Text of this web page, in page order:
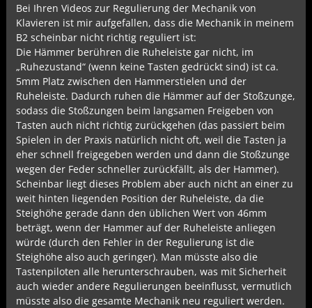
Bei Ihren Videos zur Regulierung der Mechanik von
Klavieren ist mir aufgefallen, dass die Mechanik in meinem
B2 scheinbar nicht richtig reguliert ist:
Die Hämmer berühren die Ruheleiste gar nicht, im
„Ruhezustand“ (wenn keine Tasten gedrückt sind) ist ca.
5mm Platz zwischen den Hammerstielen und der
Ruheleiste. Dadurch ruhen die Hämmer auf der Stoßzunge,
sodass die Stoßzungen beim langsamen Freigeben von
Tasten auch nicht richtig zurückgehen (das passiert beim
Spielen in der Praxis natürlich nicht oft, weil die Tasten ja
eher schnell freigegeben werden und dann die Stoßzunge
wegen der Feder schneller zurückfällt, als der Hammer).
Scheinbar liegt dieses Problem aber auch nicht an einer zu
weit hinten liegenden Position der Ruheleiste, da die
Steighöhe gerade dann den üblichen Wert von 46mm
beträgt, wenn der Hammer auf der Ruheleiste anliegen
würde (durch den Fehler in der Regulierung ist die
Steighöhe also auch geringer). Man müsste also die
Tastenpiloten alle herunterschrauben, was mit Sicherheit
auch wieder andere Regulierungen beeinflusst, vermutlich
müsste also die gesamte Mechanik neu reguliert werden.